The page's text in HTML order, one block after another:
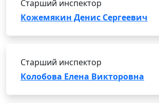
Старший инспектор
Кожемякин Денис Сергеевич
Старший инспектор
Колобова Елена Викторовна